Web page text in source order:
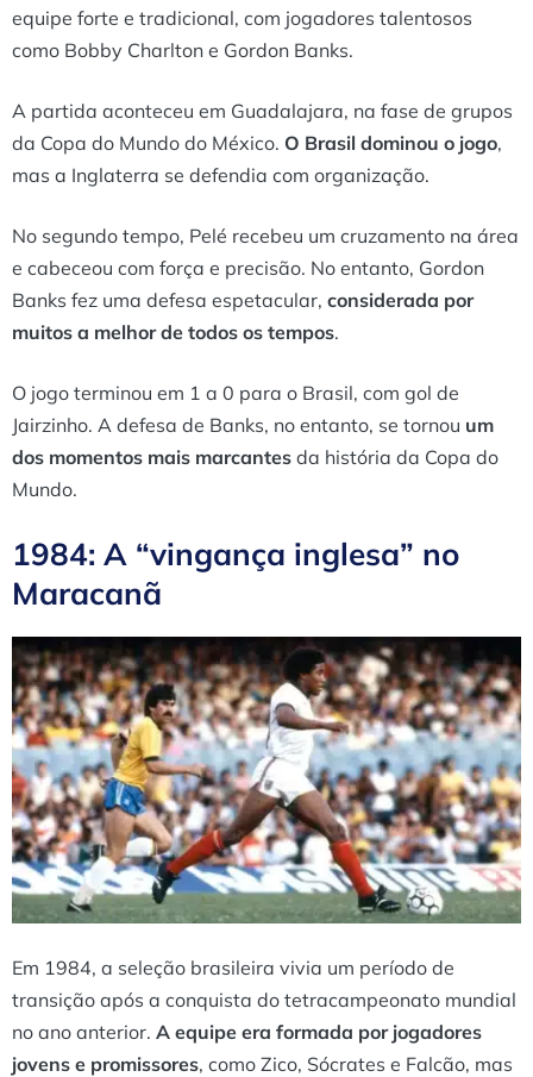
equipe forte e tradicional, com jogadores talentosos
como Bobby Charlton e Gordon Banks.
A partida aconteceu em Guadalajara, na fase de grupos
da Copa do Mundo do México. O Brasil dominou o jogo,
mas a Inglaterra se defendia com organização.
No segundo tempo, Pelé recebeu um cruzamento na área
e cabeceou com força e precisão. No entanto, Gordon
Banks fez uma defesa espetacular, considerada por
muitos a melhor de todos os tempos.
O jogo terminou em 1 a 0 para o Brasil, com gol de
Jairzinho. A defesa de Banks, no entanto, se tornou um
dos momentos mais marcantes da história da Copa do
Mundo.
1984: A “vingança inglesa” no
Maracanã
Em 1984, a seleção brasileira vivia um período de
transição após a conquista do tetracampeonato mundial
no ano anterior. A equipe era formada por jogadores
jovens e promissores, como Zico, Sócrates e Falcão, mas